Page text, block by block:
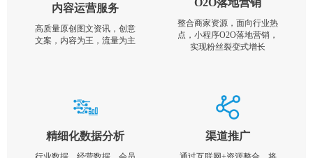
内容运营服务
高质量原创图文资讯，创意
文案，内容为王，流量为主
整合商家资源，面向行业热
点，小程序O2O落地营销，
实现粉丝裂变式增长
精细化数据分析 渠道推广